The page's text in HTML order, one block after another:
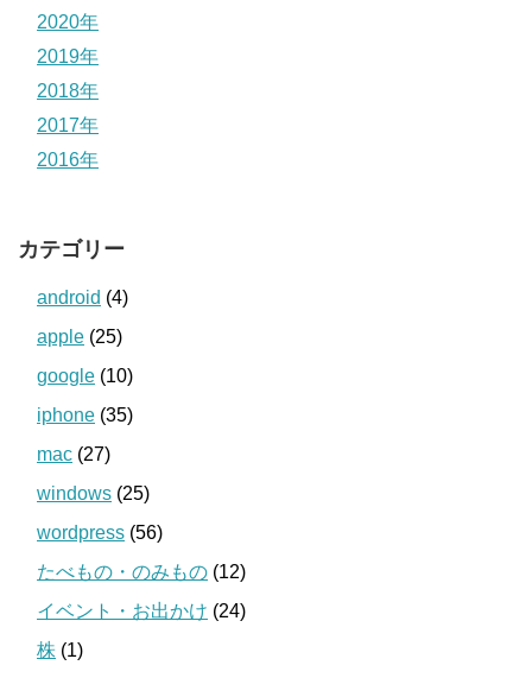
2020年
2019年
2018年
2017年
2016年
カテゴリー
android (4)
apple (25)
google (10)
iphone (35)
mac (27)
windows (25)
wordpress (56)
たべもの・のみもの (12)
イベント・お出かけ (24)
株 (1)